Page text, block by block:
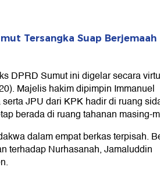
Tersangka Suap Berjemaah
DPRD Sumut ini digelar secara
Majelis hakim dipimpin Immanuel
JPU dari KPK hadir di ruang
berada di ruang tahanan masing-
dalam empat berkas terpisah.
terhadap Nurhasanah, Jamaluddin